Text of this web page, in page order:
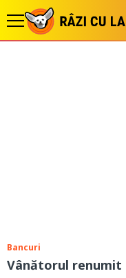
Bancuri
Vânătorul renumit